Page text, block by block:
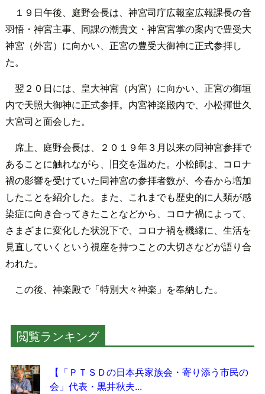
１９日午後、庭野会長は、神宮司庁広報室広報課長の音
羽悟・神宮主事、同課の潮貴文・神宮宮掌の案内で豊受大
神宮（外宮）に向かい、正宮の豊受大御神に正式参拝し
た。
翌２０日には、皇大神宮（内宮）に向かい、正宮の御垣
内で天照大御神に正式参拝。内宮神楽殿内で、小松揮世久
大宮司と面会した。
席上、庭野会長は、２０１９年３月以来の同神宮参拝で
あることに触れながら、旧交を温めた。小松師は、コロナ
禍の影響を受けていた同神宮の参拝者数が、今春から増加
したことを紹介した。また、これまでも歴史的に人類が感
染症に向き合ってきたことなどから、コロナ禍によって、
さまざまに変化した状況下で、コロナ禍を機縁に、生活を
見直していくという視座を持つことの大切さなどが語り合
われた。
この後、神楽殿で「特別大々神楽」を奉納した。
閲覧ランキング
【「ＰＴＳＤの日本兵家族会・寄り添う市民の
会」代表・黒井秋夫...